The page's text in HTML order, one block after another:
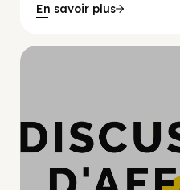
En savoir plus